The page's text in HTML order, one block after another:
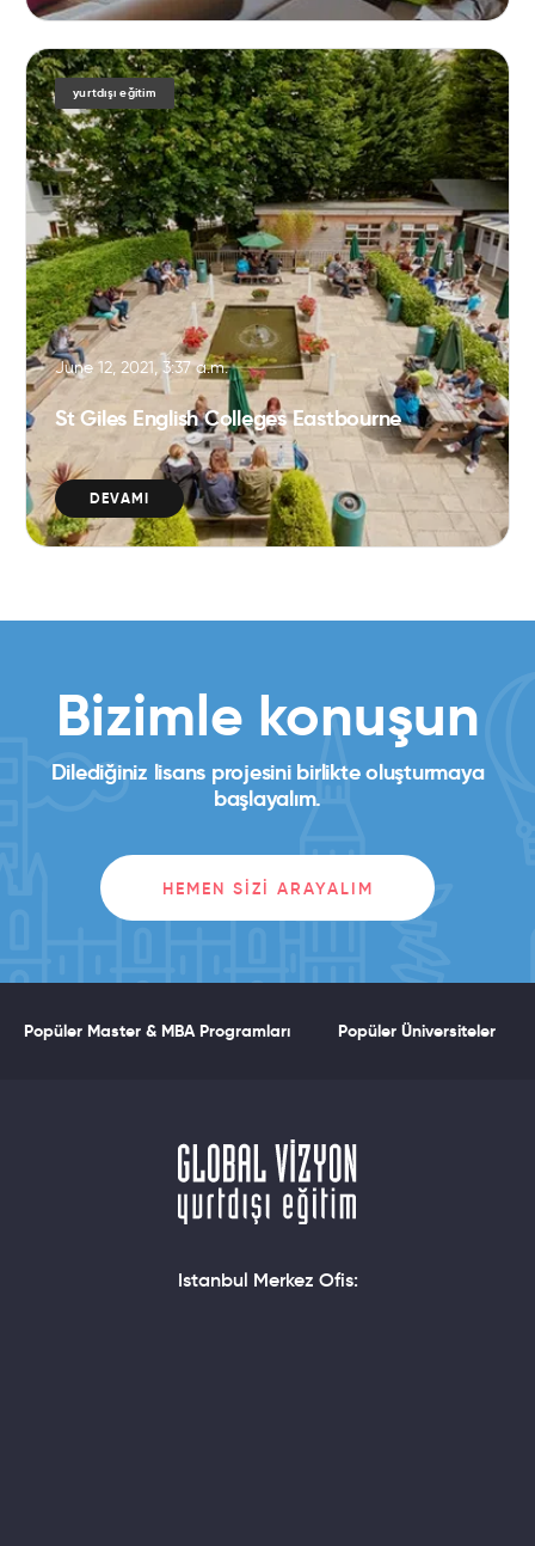
yurtdışı eğitim
June 12, 2021, 3:37 a.m.
St Giles English Colleges Eastbourne
DEVAMI
Bizimle konuşun
Dilediğiniz lisans projesini birlikte oluşturmaya
başlayalım.
HEMEN SIZI ARAYALIM
Popüler Master & MBA Programları Popüler Üniversiteler
Istanbul Merkez Ofis: